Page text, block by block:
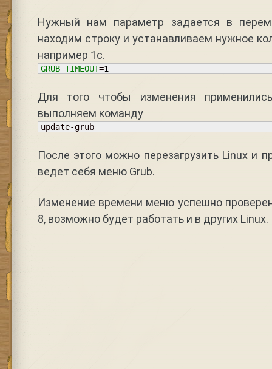
Нужный нам параметр задается в
находим строку и устанавливаем нужное
например 1с.
GRUB_TIMEOUT=1
Для того чтобы изменения
выполняем команду
update-grub
После этого можно перезагрузить Linux и
ведет себя меню Grub.
Изменение времени меню успешно
8, возможно будет работать и в других Linux.